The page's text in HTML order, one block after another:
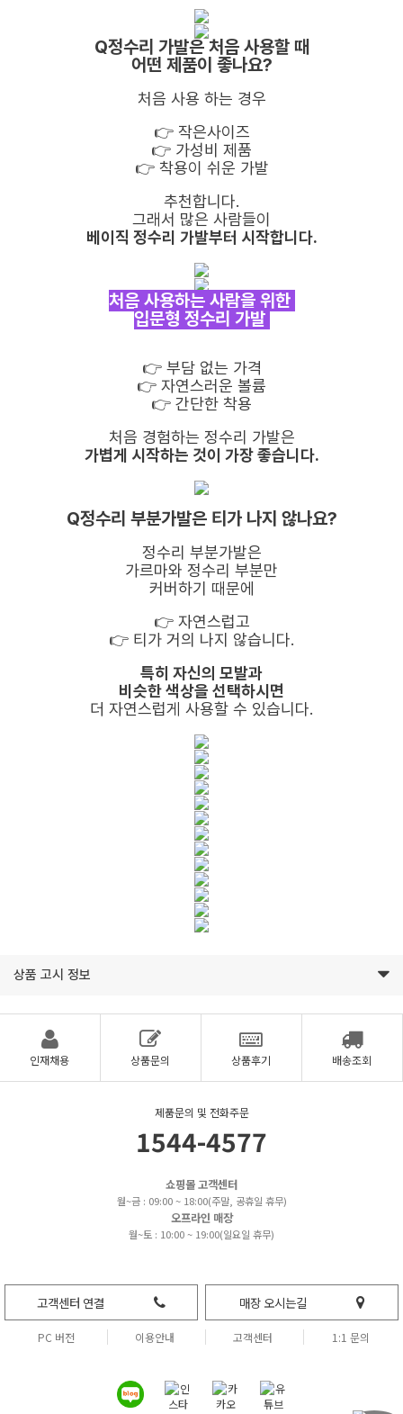
Q정수리 가발은 처음 사용할 때
어떤 제품이 좋나요?
처음 사용 하는 경우
👉️ 작은사이즈
👉️ 가성비 제품
👉️ 착용이 쉬운 가발
추천합니다.
그래서 많은 사람들이
베이직 정수리 가발부터 시작합니다.
처음 사용하는 사람을 위한
입문형 정수리 가발
👉️ 부담 없는 가격
👉️ 자연스러운 볼륨
👉️ 간단한 착용
처음 경험하는 정수리 가발은
가볍게 시작하는 것이 가장 좋습니다.
Q정수리 부분가발은 티가 나지 않나요?
정수리 부분가발은
가르마와 정수리 부분만
커버하기 때문에
👉️ 자연스럽고
👉️ 티가 거의 나지 않습니다.
특히 자신의 모발과
비슷한 색상을 선택하시면
더 자연스럽게 사용할 수 있습니다.
상품 고시 정보
인재채용 상품문의 상품후기 배송조회
제품문의 및 전화주문
1544-4577
쇼핑몰 고객센터
월~금 : 09:00 ~ 18:00(주말, 공휴일 휴무)
오프라인 매장
월~토 : 10:00 ~ 19:00(일요일 휴무)
고객센터 연결 매장 오시는길
PC 버전 이용안내 고객센터 1:1 문의